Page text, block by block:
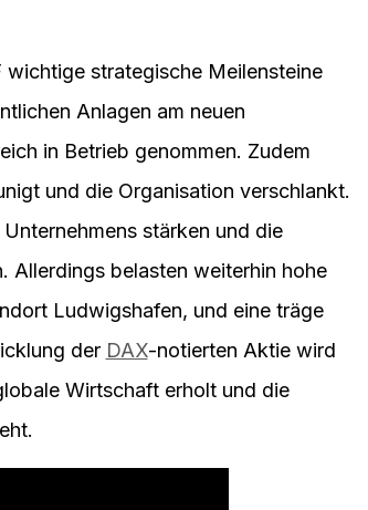
strategische Meilensteine
Anlagen am neuen
in Betrieb genommen. Zudem
und die Organisation verschlankt.
stärken und die
Allerdings belasten weiterhin hohe
Ludwigshafen, und eine träge
der DAX-notierten Aktie wird
Wirtschaft erholt und die